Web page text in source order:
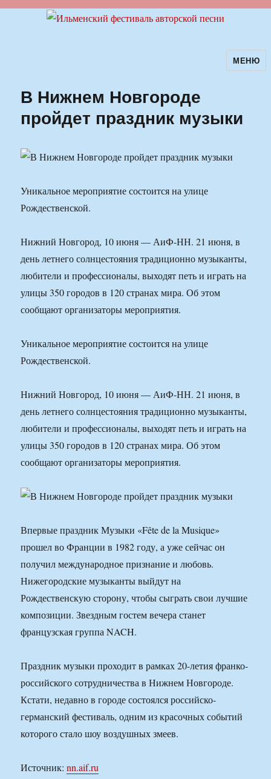
Ильменский фестиваль авторскойМЕНЮ
В Нижнем Новгороде
пройдет праздник музыки
Уникальное мероприятие состоится на улице
Рождественской.
Нижний Новгород, 10 июня — АиФ-НН. 21 июня, в
день летнего солнцестояния традиционно музыканты,
любители и профессионалы, выходят петь и играть на
улицы 350 городов в 120 странах мира. Об этом
сообщают организаторы мероприятия.
Уникальное мероприятие состоится на улице
Рождественской.
Нижний Новгород, 10 июня — АиФ-НН. 21 июня, в
день летнего солнцестояния традиционно музыканты,
любители и профессионалы, выходят петь и играть на
улицы 350 городов в 120 странах мира. Об этом
сообщают организаторы мероприятия.
Впервые праздник Музыки «Fête de la Musique»
прошел во Франции в 1982 году, а уже сейчас он
получил международное признание и любовь.
Нижегородские музыканты выйдут на
Рождественскую сторону, чтобы сыграть свои лучшие
композиции. Звездным гостем вечера станет
французская группа NACH.
Праздник музыки проходит в рамках 20-летия франко-
российского сотрудничества в Нижнем Новгороде.
Кстати, недавно в городе состоялся российско-
германский фестиваль, одним из красочных событий
которого стало шоу воздушных змеев.
Источник:nn.aif.ru